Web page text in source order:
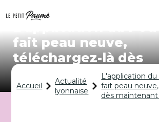
fait peau neuve,
téléchargez-là dès
maintenant !
Accueil
Actualité
lyonnaise
L'application
fait peau
dès maintenant